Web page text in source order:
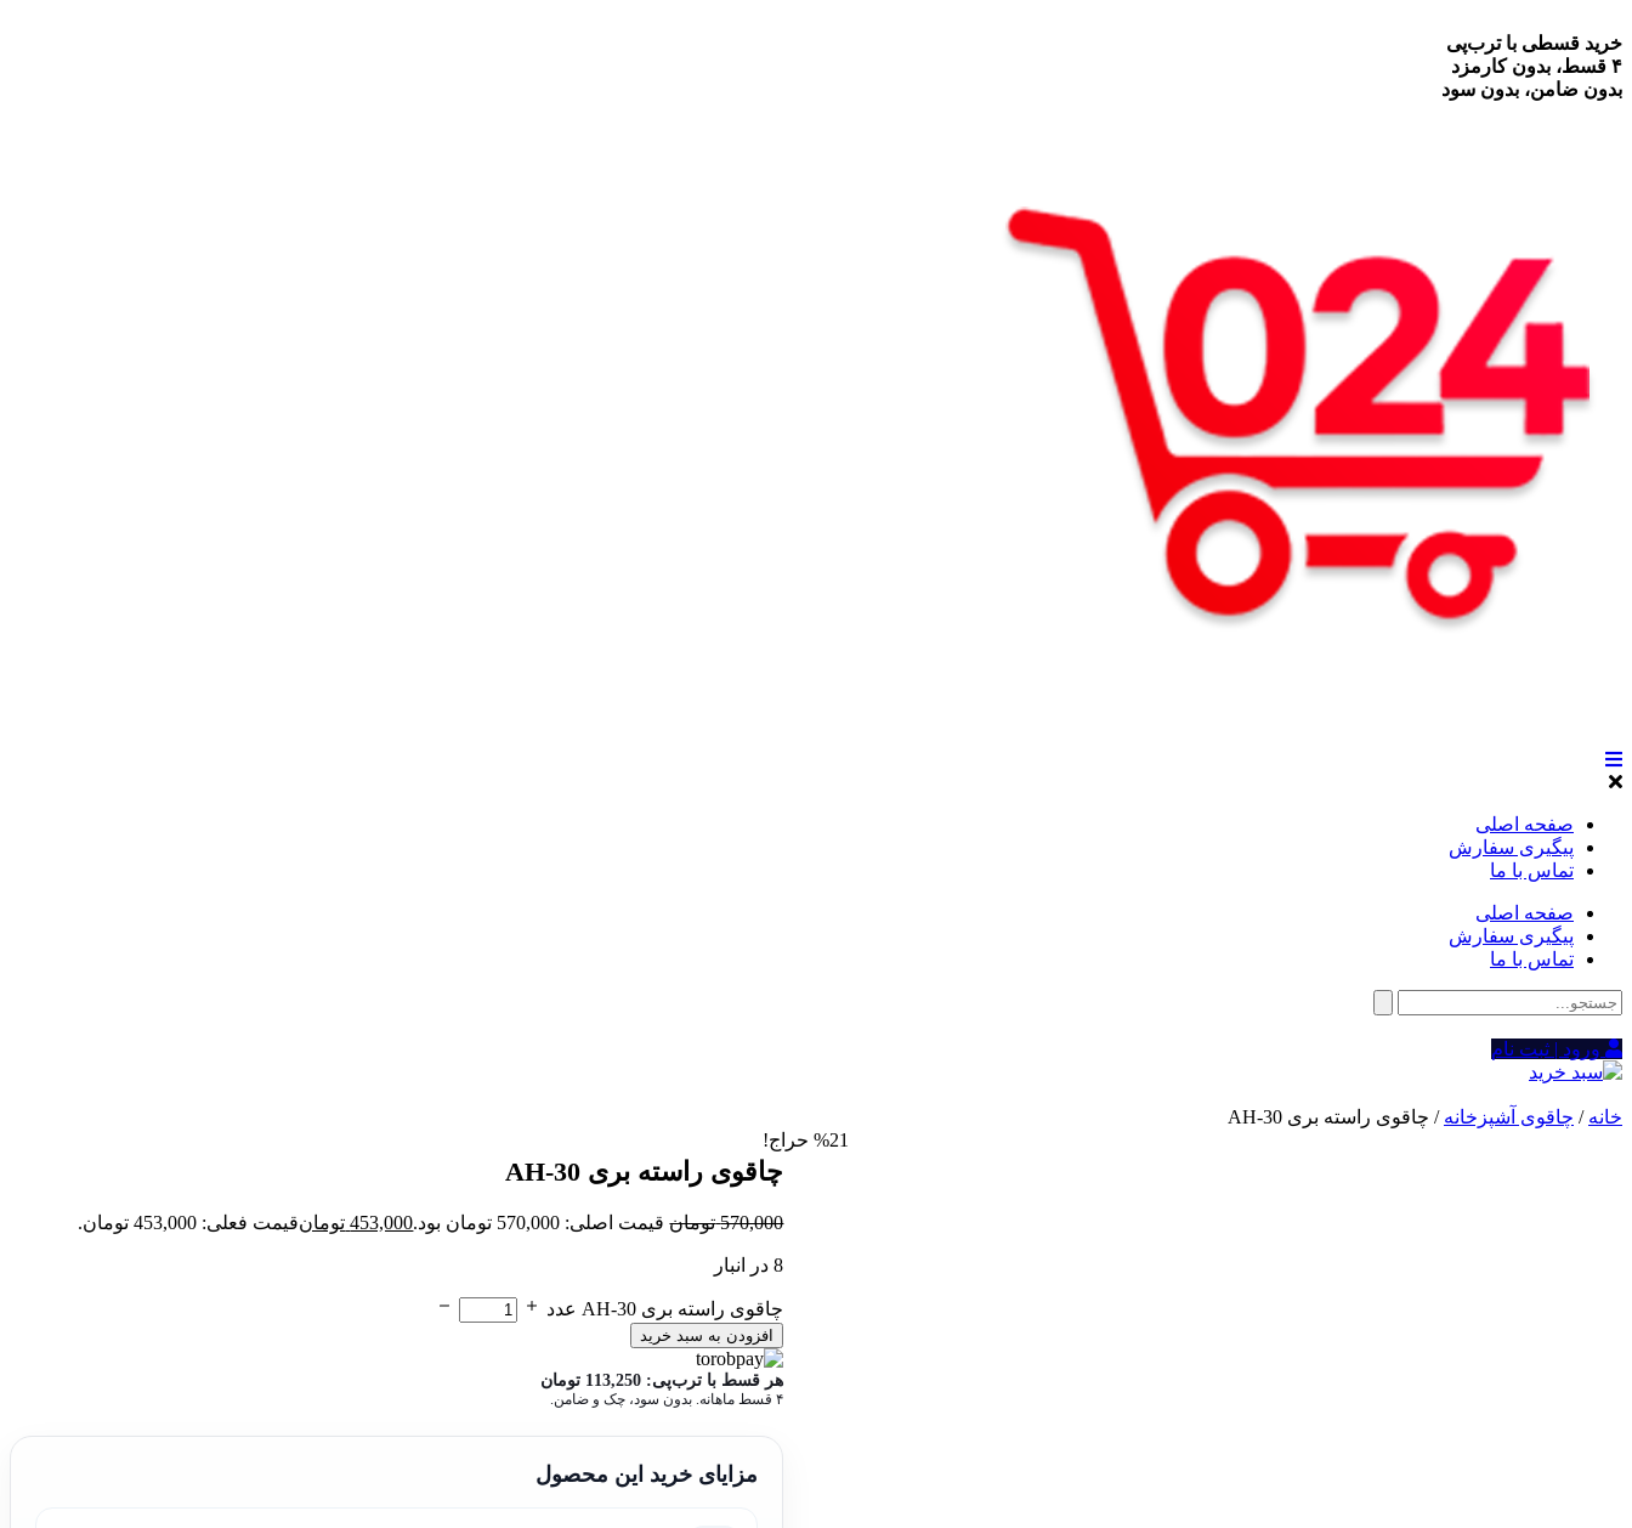
خرید قسطی با ترب‌پی
۴ قسط، بدون کارمزد
بدون ضامن، بدون سود
صفحه اصلی
پیگیری سفارش
تماس با ما
صفحه اصلی
پیگیری سفارش
تماس با ما
ورود | ثبت نام
خانه / چاقوی آشپزخانه / چاقوی راسته بری AH-30
%21 حراج!
چاقوی راسته بری AH-30
570,000 تومان قیمت اصلی: 570,000 تومان بود. 453,000 تومانقیمت فعلی: 453,000 تومان.
8 در انبار
چاقوی راسته بری AH-30 عدد
افزودن به سبد خرید
هر قسط با ترب‌پی: 113,250 تومان
۴ قسط ماهانه. بدون سود، چک و ضامن.
مزایای خرید این محصول